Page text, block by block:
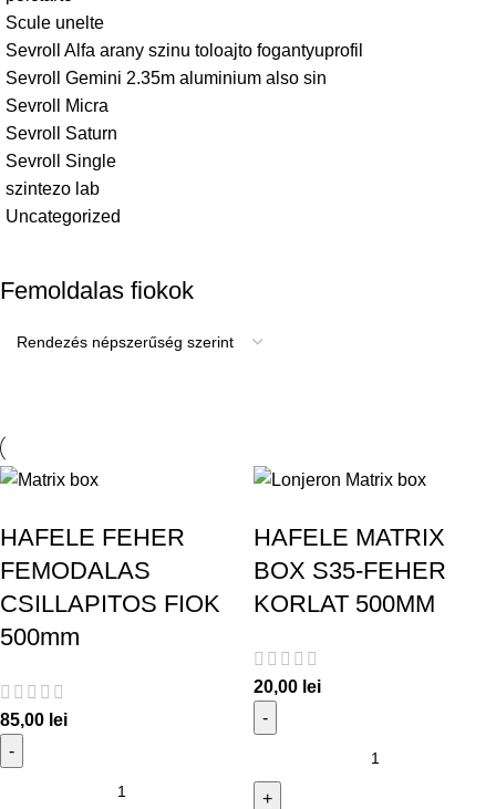
Scule unelte
Sevroll Alfa arany szinu toloajto fogantyuprofil
Sevroll Gemini 2.35m aluminium also sin
Sevroll Micra
Sevroll Saturn
Sevroll Single
szintezo lab
Uncategorized
Femoldalas fiokok
HAFELE FEHER
FEMODALAS
CSILLAPITOS FIOK
500mm
85,00 lei
HAFELE MATRIX
BOX S35-FEHER
KORLAT 500MM
20,00 lei